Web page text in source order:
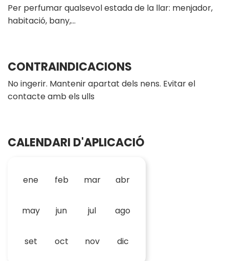
Per perfumar qualsevol estada de la llar: menjador,
habitació, bany,…
CONTRAINDICACIONS
No ingerir. Mantenir apartat dels nens. Evitar el
contacte amb els ulls
CALENDARI D'APLICACIÓ
ene feb mar abr
may jun jul ago
set oct nov dic